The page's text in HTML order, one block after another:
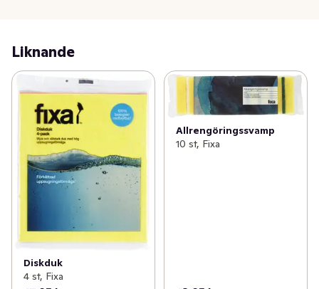
Liknande
Diskduk
4 st, Fixa
Allrengöringssvamp
10 st, Fixa